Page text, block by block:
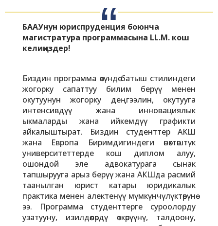
БААУнун юриспруденция боюнча
магистратура программасына LL.M. кош
келиңиздер!
Биздин программа өзүндө батыш стилиндеги
жогорку сапаттуу билим берүү менен
окутуунун жогорку деңгээлин, окутууга
интенсивдүү жана инновациялык
ыкмаларды жана ийкемдүү графикти
айкалыштырат. Биздин студенттер АКШ
жана Европа Биримдигиндеги өнөктөштүк
университеттерде кош диплом алуу,
ошондой эле адвокатурага сынак
тапшырууга арыз берүү жана АКШда расмий
таанылган юрист катары юридикалык
практика менен алектенүү мүмкүнчүлүктөрүнө
ээ. Программа студенттерге суроолорду
узатууну, изилдөөлөрдү өткөрүүнү, талдоону,